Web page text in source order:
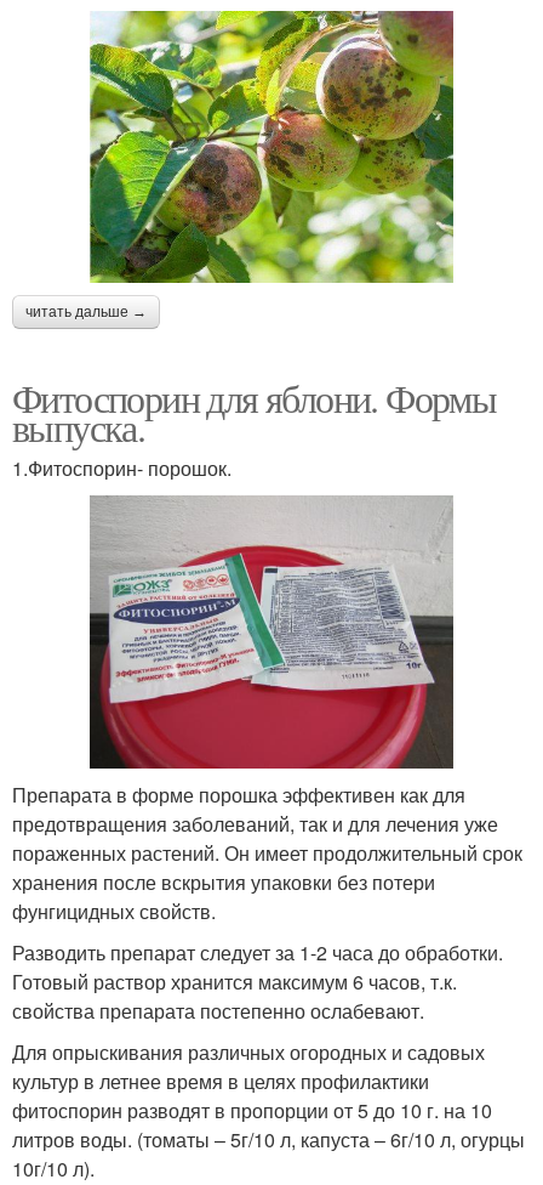
читать дальше →
Фитоспорин для яблони. Формы
выпуска.
1.Фитоспорин- порошок.
Препарата в форме порошка эффективен как для
предотвращения заболеваний, так и для лечения уже
пораженных растений. Он имеет продолжительный срок
хранения после вскрытия упаковки без потери
фунгицидных свойств.
Разводить препарат следует за 1-2 часа до обработки.
Готовый раствор хранится максимум 6 часов, т.к.
свойства препарата постепенно ослабевают.
Для опрыскивания различных огородных и садовых
культур в летнее время в целях профилактики
фитоспорин разводят в пропорции от 5 до 10 г. на 10
литров воды. (томаты – 5г/10 л, капуста – 6г/10 л, огурцы
10г/10 л).